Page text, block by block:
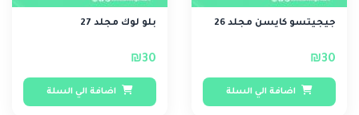
جيجيتسو كايسن مجلد 26
₪30
اضافة الي السلة
بلو لوك مجلد 27
₪30
اضافة الي السلة